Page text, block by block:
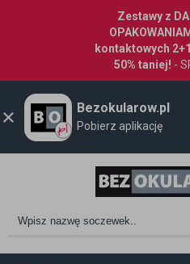
Zestawy z
kontaktowych
50% taniej! -
Bezokularow.pl
Pobierz aplikację